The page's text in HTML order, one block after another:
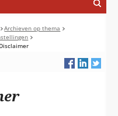
Archieven op thema
Disclaimer